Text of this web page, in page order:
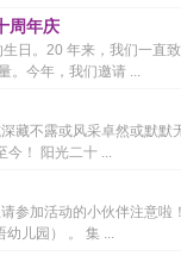
周年庆
日。20 年来，我们一直
。今年，我们邀请 ...
深藏不露或风采卓然或默
今！ 阳光二十 ...
参加活动的小伙伴注意啦
幼儿园） 。 集 ...